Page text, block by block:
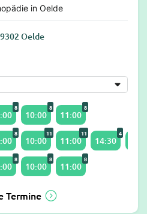
in Oelde
Oelde
8
10:00
8
11:00
8
8
10:00
11
11:00
11
14:30
4
8
10:00
8
11:00
8
Termine